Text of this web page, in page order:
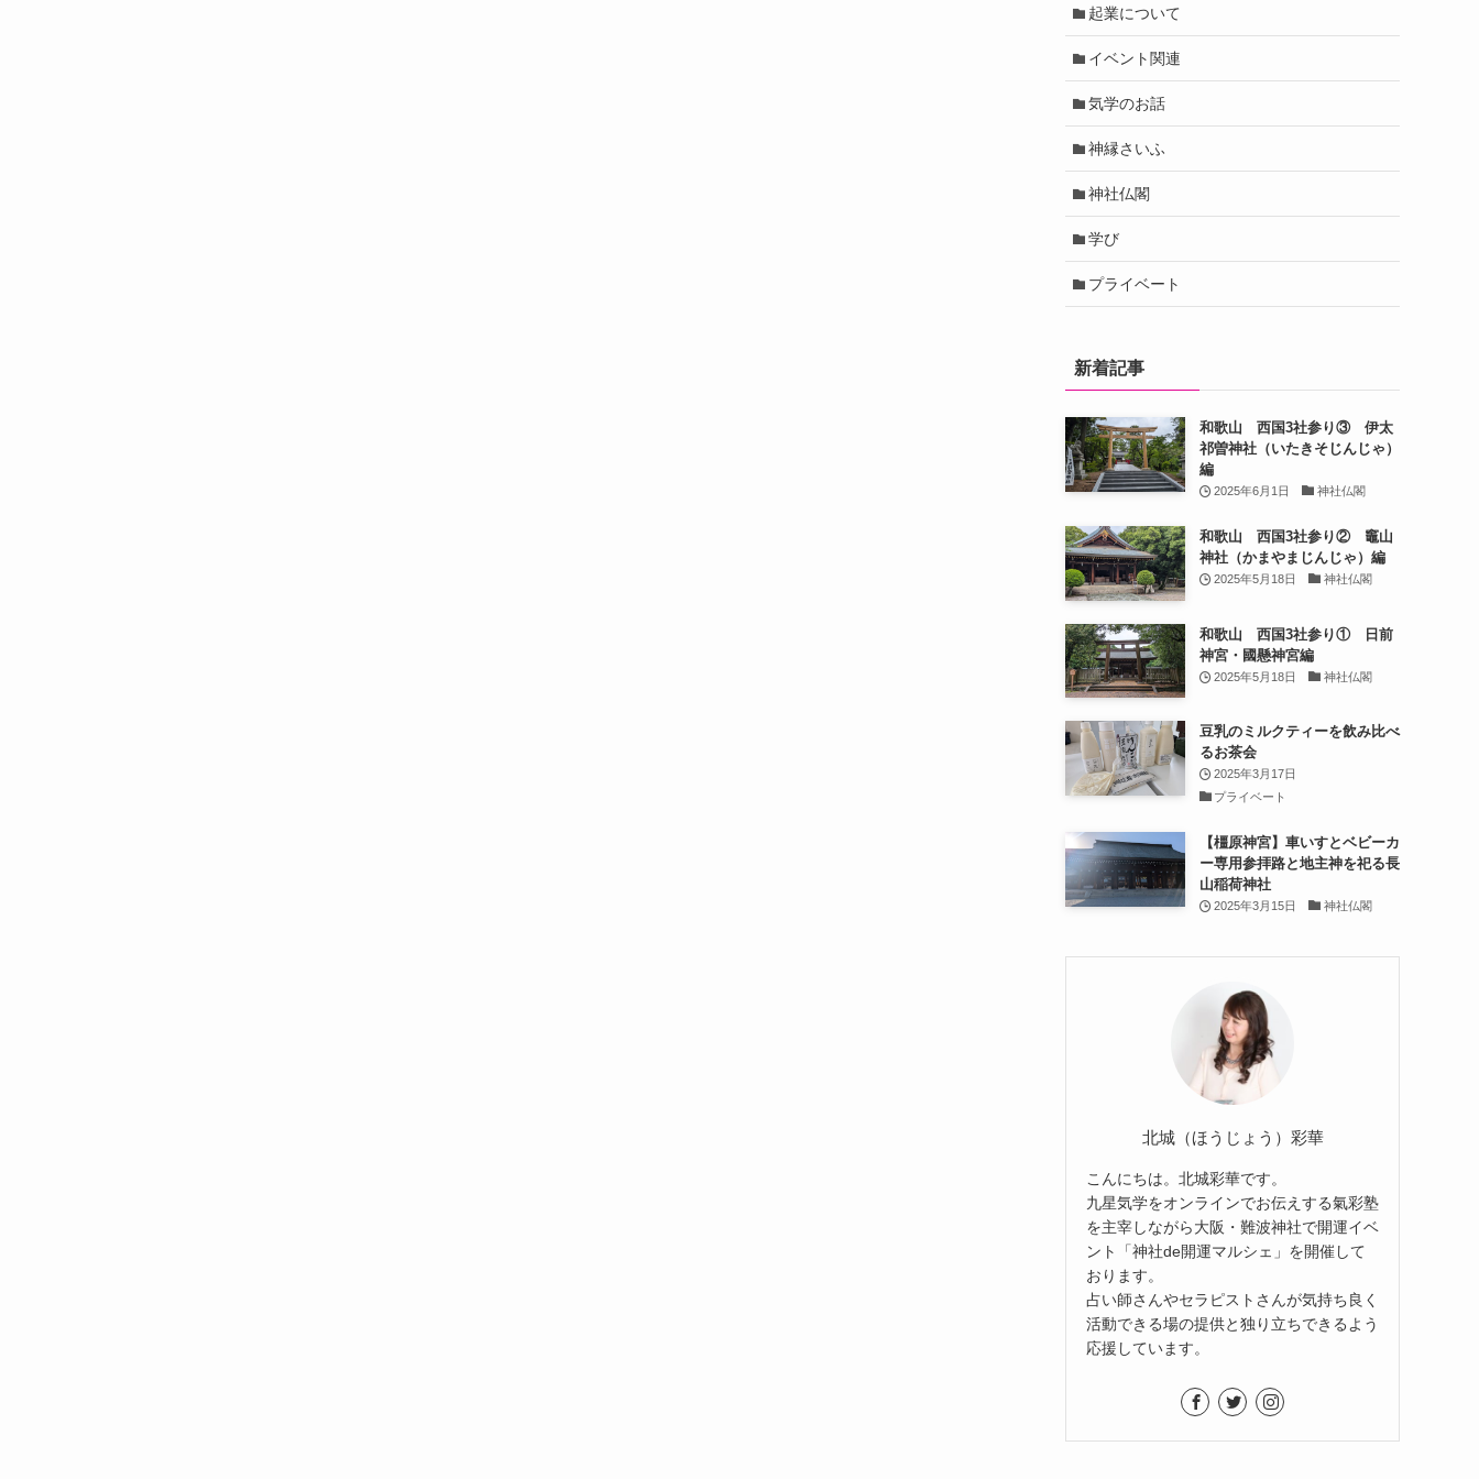
起業について
イベント関連
気学のお話
神縁さいふ
神社仏閣
学び
プライベート
新着記事
和歌山 西国3社参り③ 伊太
祁曽神社（いたきそじんじゃ）
編
2025年6月1日 神社仏閣
和歌山 西国3社参り② 竈山
神社（かまやまじんじゃ）編
2025年5月18日 神社仏閣
和歌山 西国3社参り① 日前
神宮・國懸神宮編
2025年5月18日 神社仏閣
豆乳のミルクティーを飲み比べ
るお茶会
2025年3月17日
プライベート
【橿原神宮】車いすとベビーカ
ー専用参拝路と地主神を祀る長
山稲荷神社
2025年3月15日 神社仏閣
北城（ほうじょう）彩華
こんにちは。北城彩華です。
九星気学をオンラインでお伝えする氣彩塾
を主宰しながら大阪・難波神社で開運イベ
ント「神社de開運マルシェ」を開催して
おります。
占い師さんやセラピストさんが気持ち良く
活動できる場の提供と独り立ちできるよう
応援しています。